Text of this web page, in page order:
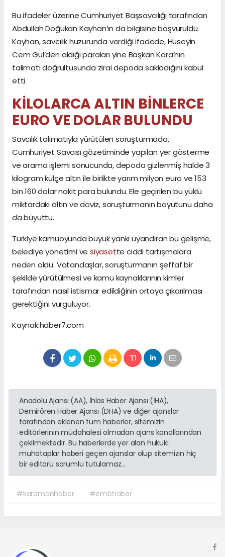
Bu ifadeler üzerine Cumhuriyet Başsavcılığı tarafından
Abdullah Doğukan Kayhan’ın da bilgisine başvuruldu.
Kayhan, savcılık huzurunda verdiği ifadede, Hüseyin
Cem Gül’den aldığı paraları yine Başkan Kara’nın
talimatı doğrultusunda zirai depoda sakladığını kabul
etti.
KİLOLARCA ALTIN BİNLERCE
EURO VE DOLAR BULUNDU
Savcılık talimatıyla yürütülen soruşturmada,
Cumhuriyet Savcısı gözetiminde yapılan yer gösterme
ve arama işlemi sonucunda, depoda gizlenmiş halde 3
kilogram külçe altın ile birlikte yarım milyon euro ve 153
bin 160 dolar nakit para bulundu. Ele geçirilen bu yüklü
miktardaki altın ve döviz, soruşturmanın boyutunu daha
da büyüttü.
Türkiye kamuoyunda büyük yankı uyandıran bu gelişme,
belediye yönetimi ve siyasette ciddi tartışmalara
neden oldu. Vatandaşlar, soruşturmanın şeffaf bir
şekilde yürütülmesi ve kamu kaynaklarının kimler
tarafından nasıl istismar edildiğinin ortaya çıkarılması
gerektiğini vurguluyor.
Kaynak:haber7.com
Anadolu Ajansı (AA), İhlas Haber Ajansı (İHA),
Demirören Haber Ajansı (DHA) ve diğer ajanslar
tarafından eklenen tüm haberler, sitemizin
editörlerinin müdahalesi olmadan ajans kanallarından
çekilmektedir. Bu haberlerde yer alan hukuki
muhataplar haberi geçen ajanslar olup sitemizin hiç
bir editörü sorumlu tutulamaz...
#karamanhaber #embhaber